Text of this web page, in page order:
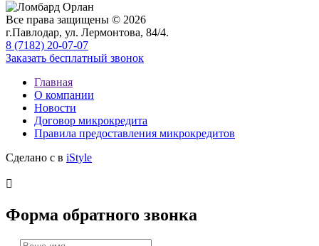
Все права защищены © 2026
г.Павлодар, ул. Лермонтова, 84/4.
8 (7182) 20-07-07
Заказать бесплатный звонок
Главная
О компании
Новости
Договор микрокредита
Правила предоставления микрокредитов
Сделано с в iStyle

Форма обратного звонка